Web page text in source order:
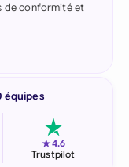
de conformité et
équipes
★4.6
Trustpilot